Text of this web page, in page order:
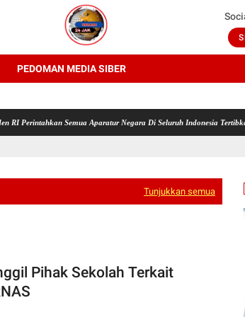
PEDOMAN MEDIA SIBER
Semua Aparatur Negara Di Seluruh Indonesia Tertibkan
Tunjukkan semua
Pihak Sekolah Terkait